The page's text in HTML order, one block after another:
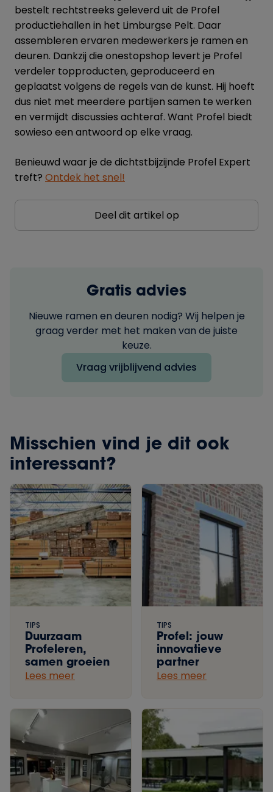
bestelt rechtstreeks geleverd uit de Profel
productiehallen in het Limburgse Pelt. Daar
assembleren ervaren medewerkers je ramen en
deuren. Dankzij die onestopshop levert je Profel
verdeler topproducten, geproduceerd en
geplaatst volgens de regels van de kunst. Hij hoeft
dus niet met meerdere partijen samen te werken
en vermijdt discussies achteraf. Want Profel biedt
sowieso een antwoord op elke vraag.
Benieuwd waar je de dichtstbijzijnde Profel Expert
treft? Ontdek het snel!
Deel dit artikel op
Gratis advies
Nieuwe ramen en deuren nodig? Wij helpen je
graag verder met het maken van de juiste
keuze.
Vraag vrijblijvend advies
Misschien vind je dit ook
interessant?
TIPS
Duurzaam
Profeleren,
samen groeien
Lees meer
TIPS
Profel: jouw
innovatieve
partner
Lees meer